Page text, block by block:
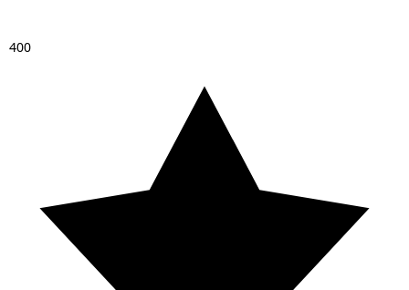
400